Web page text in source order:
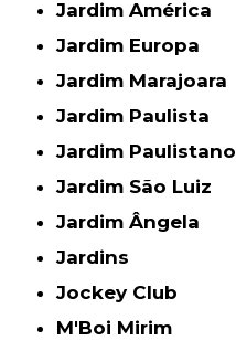
Jardim América
Jardim Europa
Jardim Marajoara
Jardim Paulista
Jardim Paulistano
Jardim São Luiz
Jardim Ângela
Jardins
Jockey Club
M'Boi Mirim